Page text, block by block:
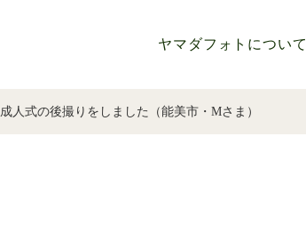
ヤマダフォトについて
成人式の後撮りをしました（能美市・Mさま）